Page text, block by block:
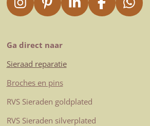
I
n
t
a
g
r
a
P
i
t
e
r
e
s
L
i
n
F
a
W
h
Ga direct naar
Sieraad reparatie
Broches en pins
RVS Sieraden goldplated
RVS Sieraden silverplated